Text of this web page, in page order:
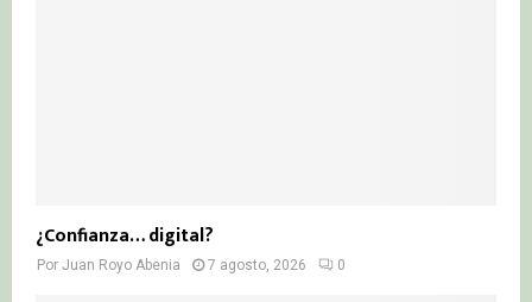
¿Confianza… digital?
Por Juan Royo Abenia 7 agosto, 2026 0